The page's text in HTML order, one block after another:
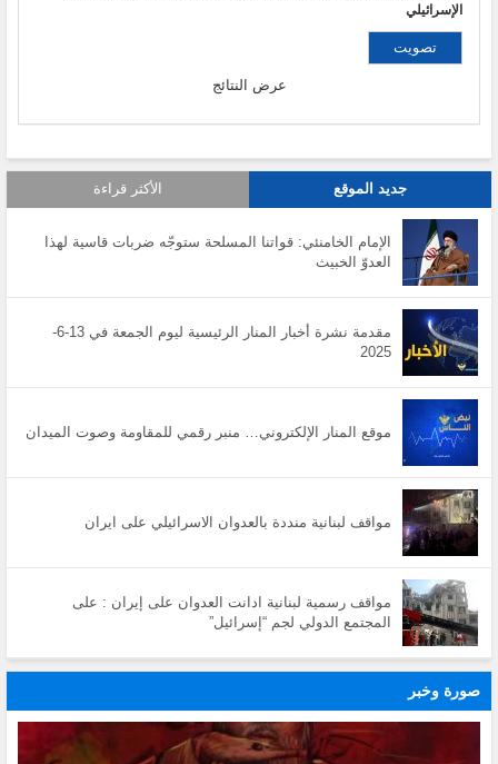
الإسرائيلي
عرض النتائج
جديد الموقع الأكثر قراءة
الإمام الخامنئي: قواتنا المسلحة ستوجّه ضربات قاسية لهذا
العدوّ الخبيث
مقدمة نشرة أخبار المنار الرئيسية ليوم الجمعة في 13-6-
2025
موقع المنار الإلكتروني… منبر رقمي للمقاومة وصوت الميدان
مواقف لبنانية منددة بالعدوان الاسرائيلي على ايران
مواقف رسمية لبنانية ادانت العدوان على إيران : على
المجتمع الدولي لجم “إسرائيل”
صورة وخبر